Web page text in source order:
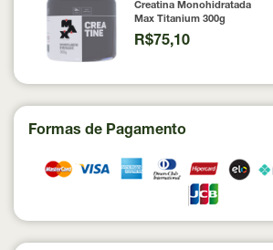
Creatina Monohidratada
Max Titanium 300g
R$75,10
Formas de Pagamento